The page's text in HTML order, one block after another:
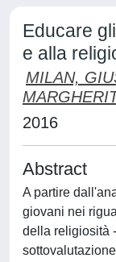
Educare
e alla
MILAN,
2016
Abstract
A partire
giovani nei
della religiosità